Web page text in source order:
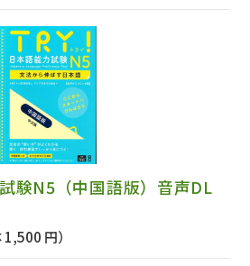
験N5（中国語版）音声DL
1,500 円）